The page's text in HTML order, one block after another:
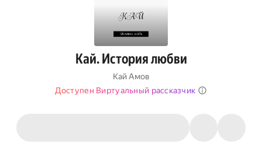
Кай. История любви
Кай Амов
Доступен Виртуальный рассказчик